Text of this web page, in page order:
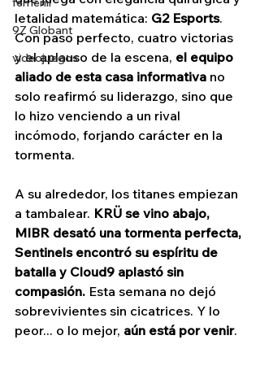
9Z Globant
videojuegos
letalidad matemática: G2 Esports.
Con paso perfecto, cuatro victorias
y el aplauso de la escena, el equipo
aliado de esta casa informativa no
solo reafirmó su liderazgo, sino que
lo hizo venciendo a un rival
incómodo, forjando carácter en la
tormenta.
A su alrededor, los titanes empiezan
a tambalear. KRÜ se vino abajo,
MIBR desató una tormenta perfecta,
Sentinels encontró su espíritu de
batalla y Cloud9 aplastó sin
compasión. Esta semana no dejó
sobrevivientes sin cicatrices. Y lo
peor... o lo mejor, aún está por venir.